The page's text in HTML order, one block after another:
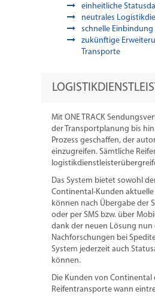
einheitliche
neutrales
schnelle
zukünftige
Transporte
Mit ONE TRACK
der Transportplanung bis
Prozess geschaffen, der
einzugreifen. Sämtliche
Das System bietet sowohl
Continental-Kunden
können nach Übergabe der
oder per SMS bzw. über
dank der neuen Lösung
Nachforschungen bei
System jederzeit auch
können.
Die Kunden von
Reifentransporte wann